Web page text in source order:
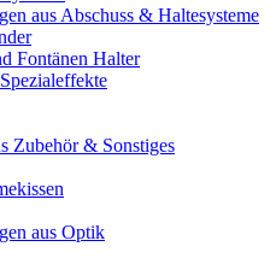
aus Abschuss & Haltesysteme
Fontänen Halter
Zubehör & Sonstiges
aus Optik